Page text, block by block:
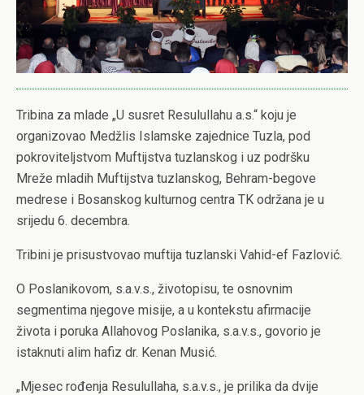
Tribina za mlade „U susret Resulullahu a.s.“ koju je
organizovao Medžlis Islamske zajednice Tuzla, pod
pokroviteljstvom Muftijstva tuzlanskog i uz podršku
Mreže mladih Muftijstva tuzlanskog, Behram-begove
medrese i Bosanskog kulturnog centra TK održana je u
srijedu 6. decembra.
Tribini je prisustvovao muftija tuzlanski Vahid-ef Fazlović.
O Poslanikovom, s.a.v.s., životopisu, te osnovnim
segmentima njegove misije, a u kontekstu afirmacije
života i poruka Allahovog Poslanika, s.a.v.s., govorio je
istaknuti alim hafiz dr. Kenan Musić.
„Mjesec rođenja Resulullaha, s.a.v.s., je prilika da dvije